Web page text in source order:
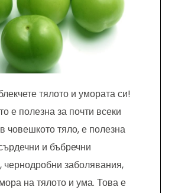
тялото и умората си!
е полезна за почти всеки
човешкото тяло, е полезна
и бъбречни
чернодробни заболявания,
на тялото и ума. Това е